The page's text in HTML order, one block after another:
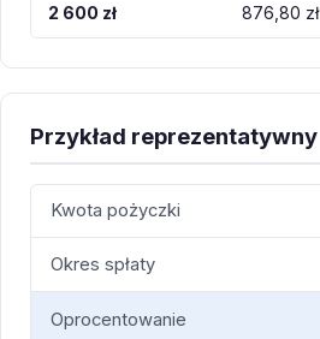
2 600 zł 876,80 zł
Przykład reprezentatywny
Kwota pożyczki
Okres spłaty
Oprocentowanie